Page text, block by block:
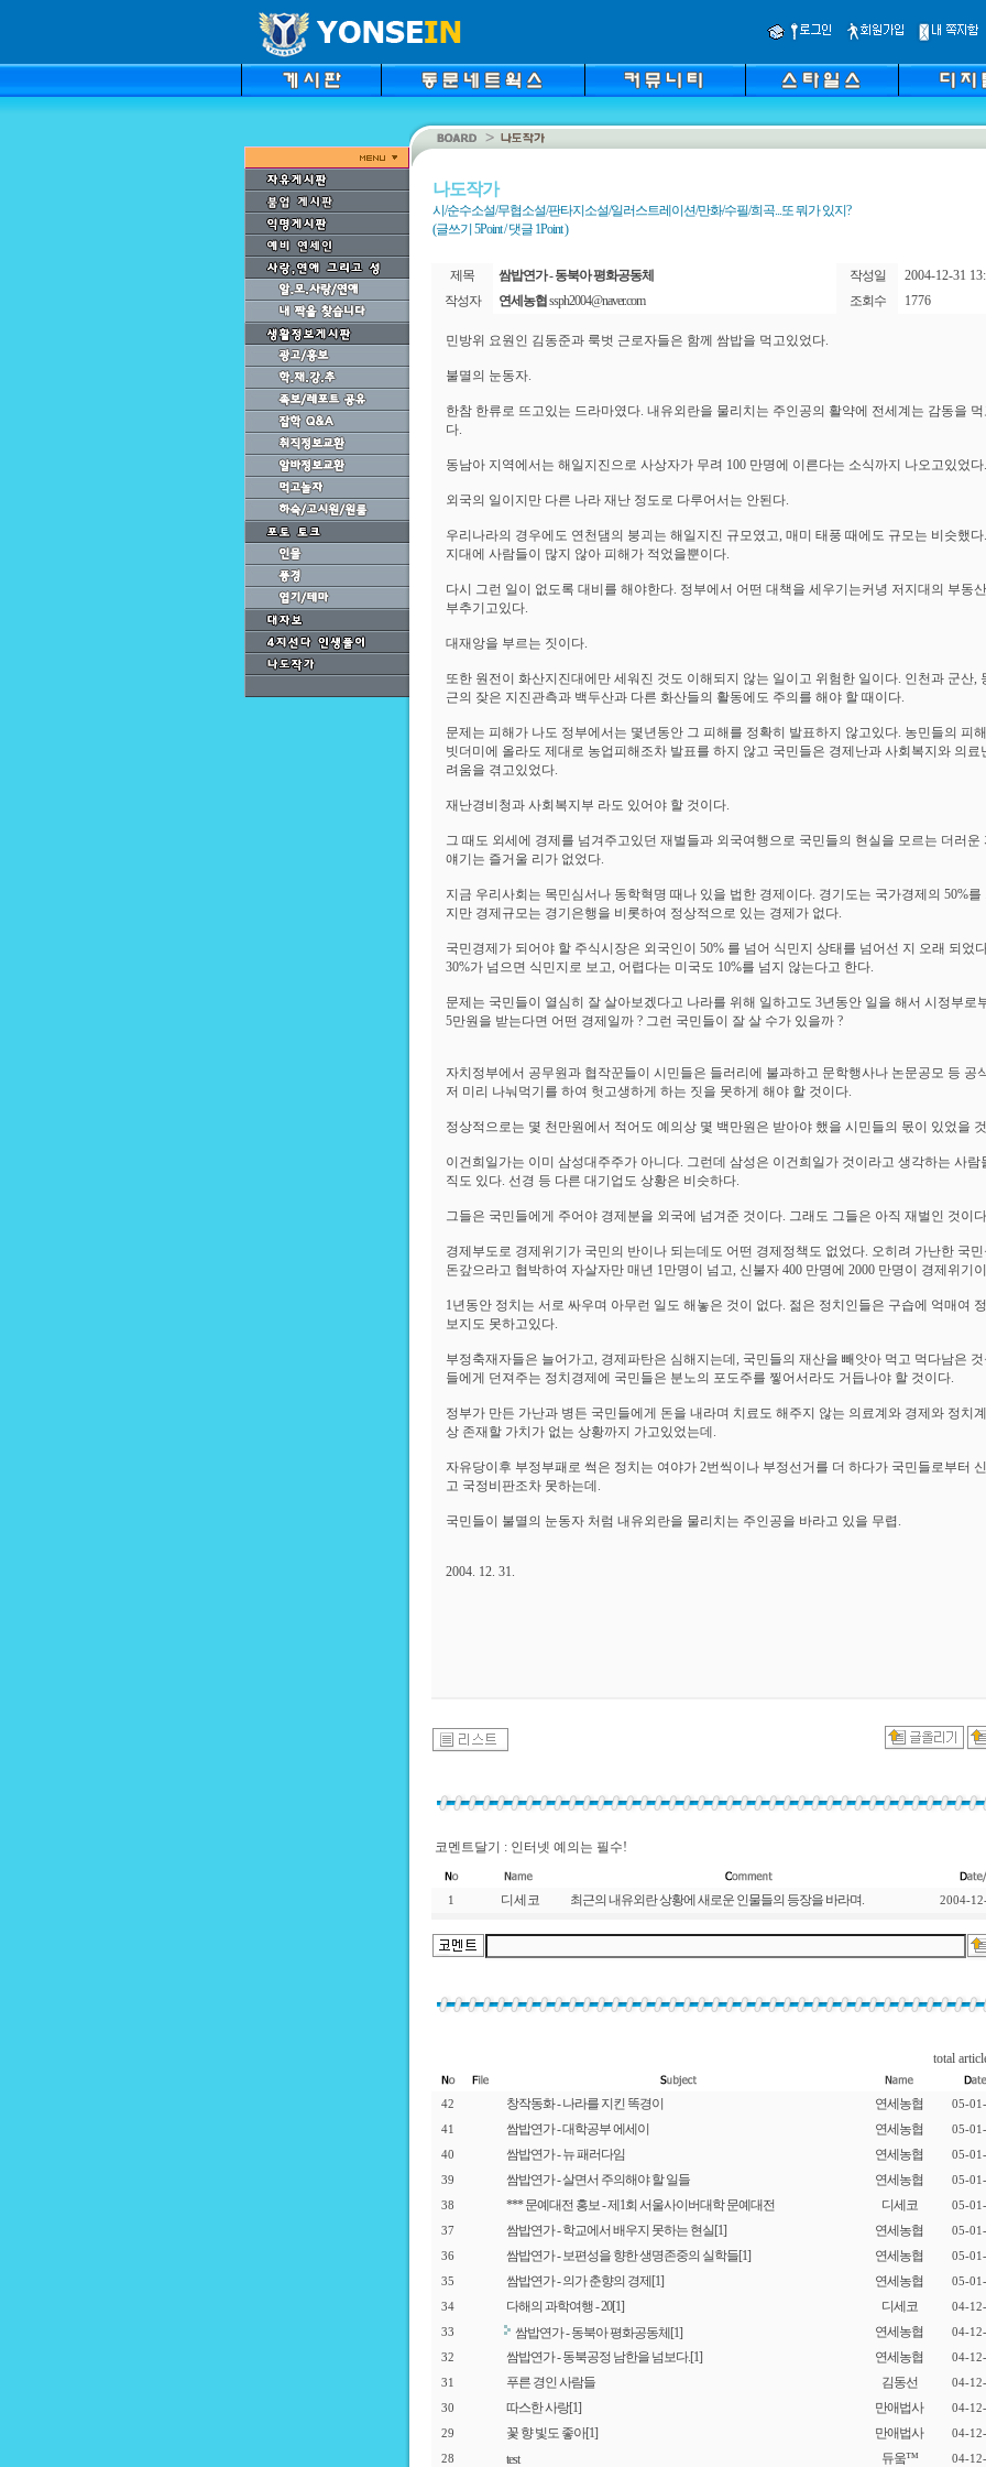
나도작가
시/순수소설/무협소설/판타지소설/일러스트레이션/만화/수필/희곡...또 뭐가 있지?
(글쓰기 5Point / 댓글 1Point )
제목 쌈밥연가 - 동북아 평화공동체 작성일
2004-12-31
작성자
연세농협 ssph2004@naver.com 조회수 1776
민방위 요원인 김동준과 룩벗 근로자들은 함께 쌈밥을 먹고있었다.
불멸의 눈동자.
한참 한류로 뜨고있는 드라마였다. 내유외란을 물리치는 주인공의 활약에 전세계는 감동을
다.
동남아 지역에서는 해일지진으로 사상자가 무려 100 만명에 이른다는 소식까지 나오고있었다.
외국의 일이지만 다른 나라 재난 정도로 다루어서는 안된다.
우리나라의 경우에도 연천댐의 붕괴는 해일지진 규모였고, 매미 태풍 때에도 규모는 비슷했
지대에 사람들이 많지 않아 피해가 적었을뿐이다.
다시 그런 일이 없도록 대비를 해야한다. 정부에서 어떤 대책을 세우기는커녕 저지대의 부동
부추기고있다.
대재앙을 부르는 짓이다.
또한 원전이 화산지진대에만 세워진 것도 이해되지 않는 일이고 위험한 일이다. 인천과 군산,
근의 잦은 지진관측과 백두산과 다른 화산들의 활동에도 주의를 해야 할 때이다.
문제는 피해가 나도 정부에서는 몇년동안 그 피해를 정확히 발표하지 않고있다. 농민들의 피
빗더미에 올라도 제대로 농업피해조차 발표를 하지 않고 국민들은 경제난과 사회복지와 의료
려움을 겪고있었다.
재난경비청과 사회복지부 라도 있어야 할 것이다.
그 때도 외세에 경제를 넘겨주고있던 재벌들과 외국여행으로 국민들의 현실을 모르는 더러운
얘기는 즐거울 리가 없었다.
지금 우리사회는 목민심서나 동학혁명 때나 있을 법한 경제이다. 경기도는 국가경제의 50%를
지만 경제규모는 경기은행을 비롯하여 정상적으로 있는 경제가 없다.
국민경제가 되어야 할 주식시장은 외국인이 50% 를 넘어 식민지 상태를 넘어선 지 오래 되었
30%가 넘으면 식민지로 보고, 어렵다는 미국도 10%를 넘지 않는다고 한다.
문제는 국민들이 열심히 잘 살아보겠다고 나라를 위해 일하고도 3년동안 일을 해서 시정부로
5만원을 받는다면 어떤 경제일까 ? 그런 국민들이 잘 살 수가 있을까 ?
자치정부에서 공무원과 협작꾼들이 시민들은 들러리에 불과하고 문학행사나 논문공모 등 공
저 미리 나눠먹기를 하여 헛고생하게 하는 짓을 못하게 해야 할 것이다.
정상적으로는 몇 천만원에서 적어도 예의상 몇 백만원은 받아야 했을 시민들의 몫이 있었을
이건희일가는 이미 삼성대주주가 아니다. 그런데 삼성은 이건희일가 것이라고 생각하는 사람
직도 있다. 선경 등 다른 대기업도 상황은 비슷하다.
그들은 국민들에게 주어야 경제분을 외국에 넘겨준 것이다. 그래도 그들은 아직 재벌인 것이
경제부도로 경제위기가 국민의 반이나 되는데도 어떤 경제정책도 없었다. 오히려 가난한 국
돈갚으라고 협박하여 자살자만 매년 1만명이 넘고, 신불자 400 만명에 2000 만명이 경제위기
1년동안 정치는 서로 싸우며 아무런 일도 해놓은 것이 없다. 젊은 정치인들은 구습에 억매여
보지도 못하고있다.
부정축재자들은 늘어가고, 경제파탄은 심해지는데, 국민들의 재산을 빼앗아 먹고 먹다남은
들에게 던져주는 정치경제에 국민들은 분노의 포도주를 찧어서라도 거듭나야 할 것이다.
정부가 만든 가난과 병든 국민들에게 돈을 내라며 치료도 해주지 않는 의료계와 경제와 정치
상 존재할 가치가 없는 상황까지 가고있었는데.
자유당이후 부정부패로 썩은 정치는 여야가 2번씩이나 부정선거를 더 하다가 국민들로부터
고 국정비판조차 못하는데.
국민들이 불멸의 눈동자 처럼 내유외란을 물리치는 주인공을 바라고 있을 무렵.
2004. 12. 31.
코멘트달기 : 인터넷 예의는 필수!
1 디세코 최근의 내유외란 상황에 새로운 인물들의 등장을 바라며. 2004-
total
42 창작동화 - 나라를 지킨 똑경이 연세농협 05-
41 쌈밥연가 - 대학공부 에세이 연세농협 05-
40 쌈밥연가 - 뉴 패러다임 연세농협 05-
39 쌈밥연가 - 살면서 주의해야 할 일들 연세농협 05-
38 *** 문예대전 홍보 - 제1회 서울사이버대학 문예대전 디세코 05-
37 쌈밥연가 - 학교에서 배우지 못하는 현실 [1] 연세농협 05-
36 쌈밥연가 - 보편성을 향한 생명존중의 실학들[1] 연세농협 05-
35 쌈밥연가 - 의가 춘향의 경제 [1] 연세농협 05-
34 다해의 과학여행 - 20[1] 디세코 04-
33 쌈밥연가 - 동북아 평화공동체 [1] 연세농협 04-
32 쌈밥연가 - 동북공정 남한을 넘보다.[1] 연세농협 04-
31 푸른 경인 사람들 김동선 04-
30 따스한 사랑[1] 만애법사 04-
29 꽃 향 빛도 좋아[1] 만애법사 04-
28 test 듀웈™ 04-